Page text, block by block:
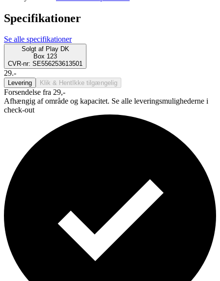
Specifikationer
Se alle specifikationer
Solgt af Play DK
Box 123
CVR-nr: SE556253613501
29.-
Levering Klik & Hent Ikke tilgængelig
Forsendelse fra 29,-
Afhængig af område og kapacitet. Se alle leveringsmulighederne i
check-out